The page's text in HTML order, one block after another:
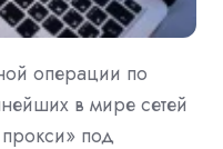
операции по
в мире сетей
под